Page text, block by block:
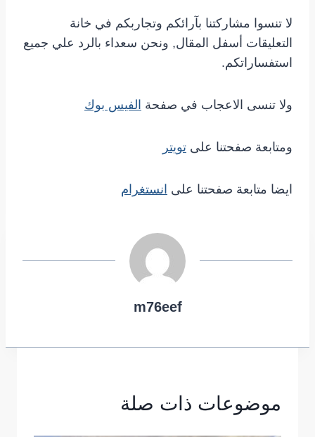
لا تنسوا مشاركتنا بآرائكم وتجاربكم في خانة
التعليقات أسفل المقال, ونحن سعداء بالرد علي جميع
استفساراتكم.
ولا تنسى الاعجاب في صفحة الفيس بوك
ومتابعة صفحتنا على تويتر
ايضا متابعة صفحتنا على انستغرام
m76eef
موضوعات ذات صلة